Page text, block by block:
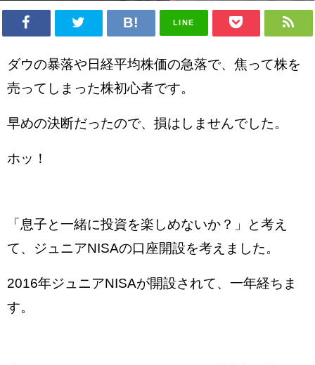
LINE
ダウの暴落や日経平均株価の急落で、 焦って株を
売ってしまった株初心者です。
早めの決断だったので、損はしませんでした。
ホッ！
「息子と一緒に投資を楽しめないか？」と考え
て、
ジュニアNISAの口座開設を考えました。
2016年ジュニアNISAが開設されて、一年経ちま
す。